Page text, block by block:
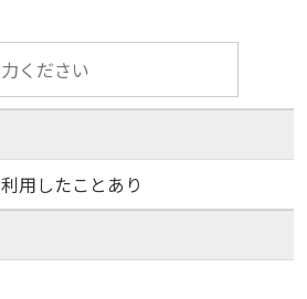
利用したことあり